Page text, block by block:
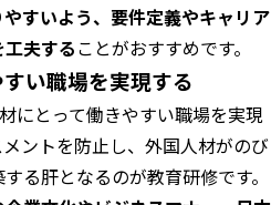
すいよう、要件定義やキャリア
夫する ことがおすすめです。
い職場を実現する
にとって働きやすい職場を実現
ントを防止し、外国人材がのび
る肝となるのが教育研修です。